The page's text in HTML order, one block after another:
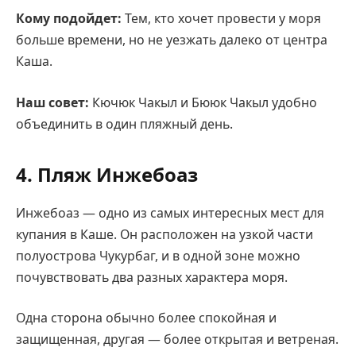
Кому подойдет: Тем, кто хочет провести у моря
больше времени, но не уезжать далеко от центра
Каша.
Наш совет: Кючюк Чакыл и Бююк Чакыл удобно
объединить в один пляжный день.
4. Пляж Инжебоаз
Инжебоаз — одно из самых интересных мест для
купания в Каше. Он расположен на узкой части
полуострова Чукурбаг, и в одной зоне можно
почувствовать два разных характера моря.
Одна сторона обычно более спокойная и
защищенная, другая — более открытая и ветреная.